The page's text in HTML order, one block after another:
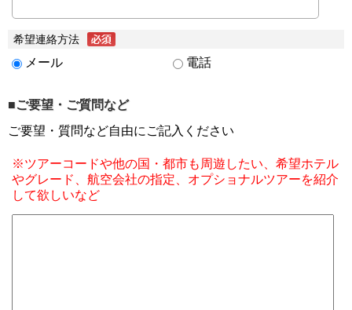
希望連絡方法
メール 電話
■ご要望・ご質問など
ご要望・質問など自由にご記入ください
※ツアーコードや他の国・都市も周遊したい、希望ホテル
やグレード、航空会社の指定、オプショナルツアーを紹介
して欲しいなど